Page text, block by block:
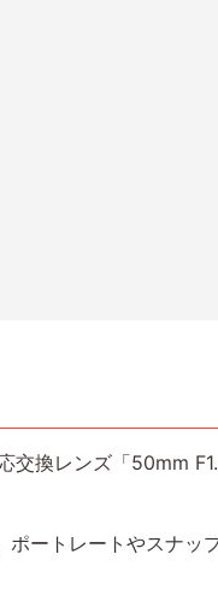
換レンズ「50mm
ートレートやスナッ